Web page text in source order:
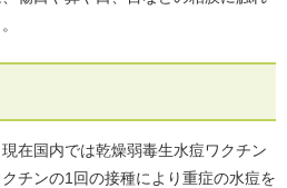
在国内では乾燥弱毒生水痘ワクチン
チンの1回の接種により重症の水痘を